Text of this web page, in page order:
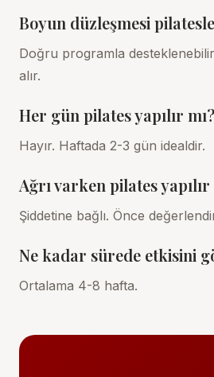
Boyun düzleşmesi
Doğru programla
alır.
Her gün pilates yapılır mı?
Hayır. Haftada 2-3 gün idealdir.
Ağrı varken pilates yapılır
Şiddetine bağlı. Önce
Ne kadar sürede etkisini
Ortalama 4-8 hafta.